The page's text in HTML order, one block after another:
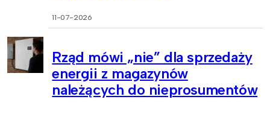
11-07-2026
Rząd mówi „nie” dla sprzedaży
energii z magazynów
należących do nieprosumentów